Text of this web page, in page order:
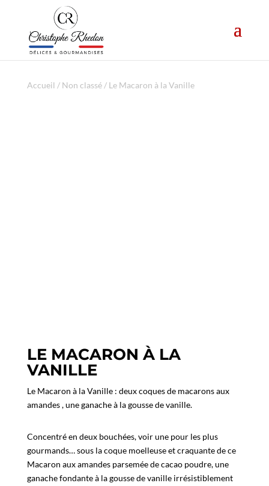
Accueil / Non classé/ Le Macaron à la Vanille
LE MACARON À LA
VANILLE
Le Macaron à la Vanille : deux coques de macarons aux
amandes , une ganache à la gousse de vanille.
Concentré en deux bouchées, voir une pour les plus
gourmands… sous la coque moelleuse et craquante de ce
Macaron aux amandes parsemée de cacao poudre, une
ganache fondante à la gousse de vanille irrésistiblement